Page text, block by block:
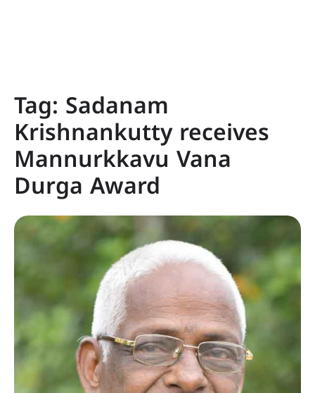
Tag: Sadanam
Krishnankutty receives
Mannurkkavu Vana
Durga Award